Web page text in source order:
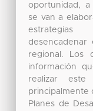
oportunidad,
se van a
regional. Los
información
realizar este
principalmente
Planes de